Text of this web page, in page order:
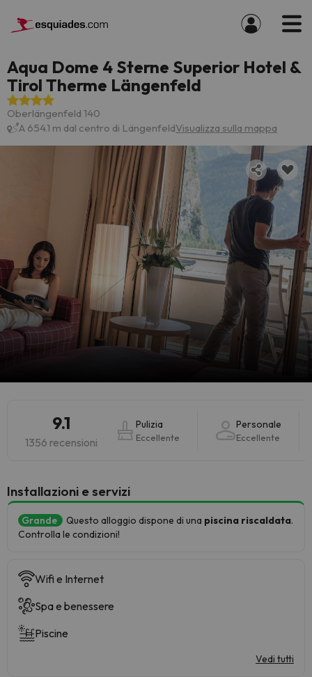
Aqua Dome 4 Sterne Superior Hotel &
Tirol Therme Längenfeld
Oberlängenfeld 140
A 654.1 m dal centro di LängenfeldVisualizza sulla mappa
9.1
1356 recensioni
Pulizia
Eccellente
Personale
Eccellente
Installazioni e servizi
Grande Questo alloggio dispone di una piscina riscaldata.
Controlla le condizioni!
Wifi e Internet
Spa e benessere
Piscine
Vedi tutti